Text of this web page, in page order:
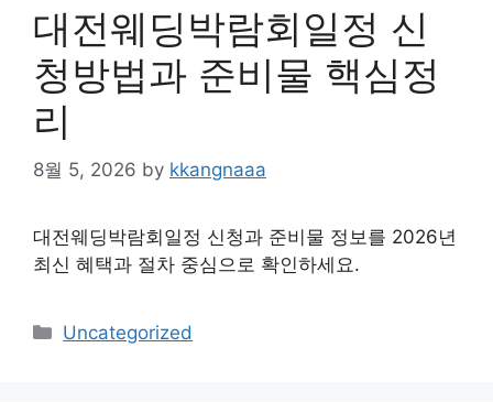
대전웨딩박람회일정 신
청방법과 준비물 핵심정
리
8월 5, 2026 by kkangnaaa
대전웨딩박람회일정 신청과 준비물 정보를 2026년
최신 혜택과 절차 중심으로 확인하세요.
Categories
Uncategorized